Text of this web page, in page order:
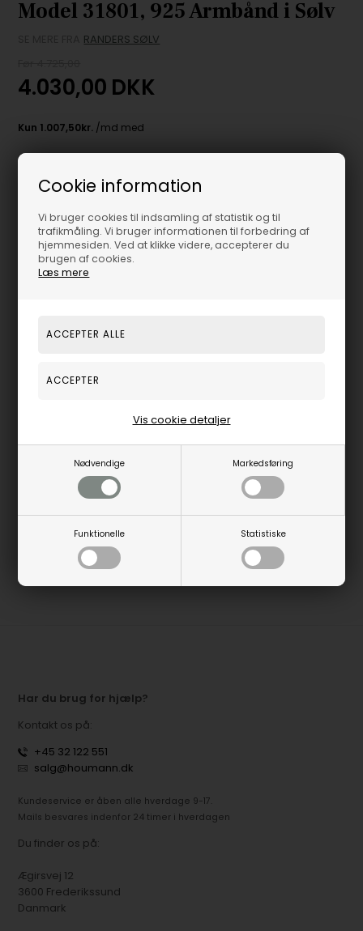
Cookie information
Vi bruger cookies til indsamling af statistik og til
trafikmåling. Vi bruger informationen til forbedring af
hjemmesiden. Ved at klikke videre, accepterer du
brugen af cookies.
Læs mere
Nødvendige Markedsføring
Funktionelle Statistiske
Vis cookie detaljer
Model 31801, 925 Armbånd i Sølv
RANDERS SØLV
4.030,00 DKK
Varenummer:31801
Hammerslået Classic fra Randers Sølv
Dansk design, Dansk produktion, Dansk nostalgi
Vi har flere RS design smykker - KLIK HER
Har du brug for hjælp?
Kontakt os på:
+45 32 122 551
salg@houmann.dk
Kundeservice er åben alle hverdage 9-17.
Mails besvares indenfor 24 timer i hverdagen
Du finder os på:
Ægirsvej 12
3600 Frederikssund
Danmark